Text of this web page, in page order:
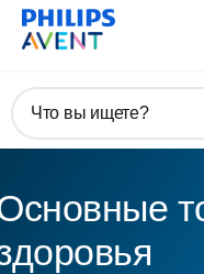
Что вы ищете?